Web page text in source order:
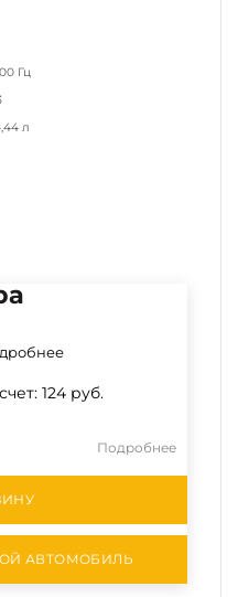
Гц
л
124 руб.
Подробнее
АВТОМОБИЛЬ